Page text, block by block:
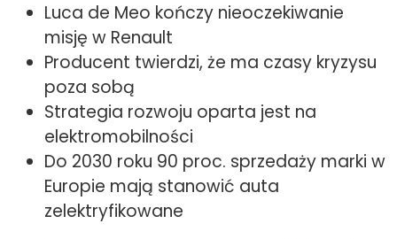
Luca de Meo kończy nieoczekiwanie
misję w Renault
Producent twierdzi, że ma czasy kryzysu
poza sobą
Strategia rozwoju oparta jest na
elektromobilności
Do 2030 roku 90 proc. sprzedaży marki w
Europie mają stanowić auta
zelektryfikowane